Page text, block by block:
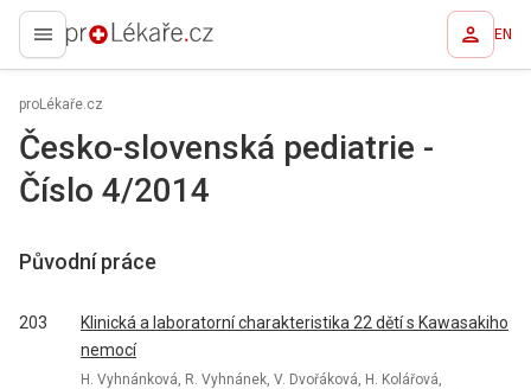
proLékaře.cz EN
proLékaře.cz
Česko-slovenská pediatrie -
Číslo 4/2014
Původní práce
203
Klinická a laboratorní charakteristika 22 dětí s Kawasakiho
nemocí
H. Vyhnánková, R. Vyhnánek, V. Dvořáková, H. Kolářová,